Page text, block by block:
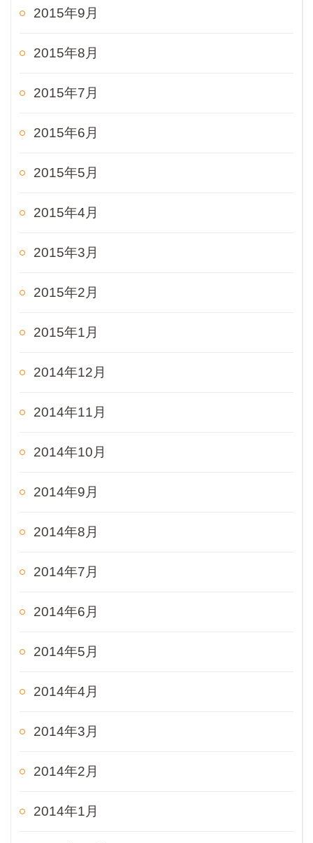
2015年9月
2015年8月
2015年7月
2015年6月
2015年5月
2015年4月
2015年3月
2015年2月
2015年1月
2014年12月
2014年11月
2014年10月
2014年9月
2014年8月
2014年7月
2014年6月
2014年5月
2014年4月
2014年3月
2014年2月
2014年1月